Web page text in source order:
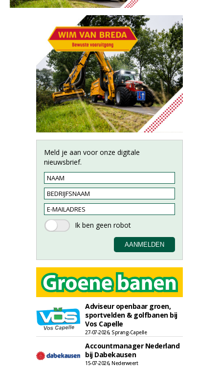
Meld je aan voor onze digitale
nieuwsbrief.
Adviseur openbaar groen,
sportvelden & golfbanen bij
Vos Capelle
27-07-2026, Sprang-Capelle
Accountmanager Nederland
bij Dabekausen
15-07-2026, Nederweert